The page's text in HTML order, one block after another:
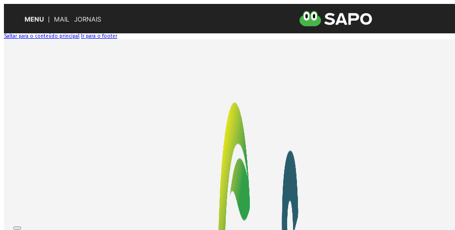
MENU MAIL JORNAIS
Saltar para o conteúdo principal Ir para o footer